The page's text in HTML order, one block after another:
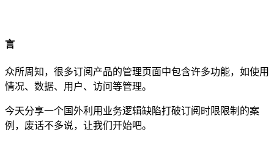
言
众所周知，很多订阅产品的管理页面中包含许多功能，如使用
情况、数据、用户、访问等管理。
今天分享一个国外利用业务逻辑缺陷打破订阅时限限制的案
例，废话不多说，让我们开始吧。